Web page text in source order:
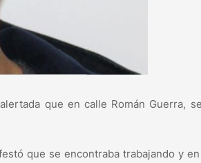
que en calle Román Guerra,
que se encontraba trabajando y